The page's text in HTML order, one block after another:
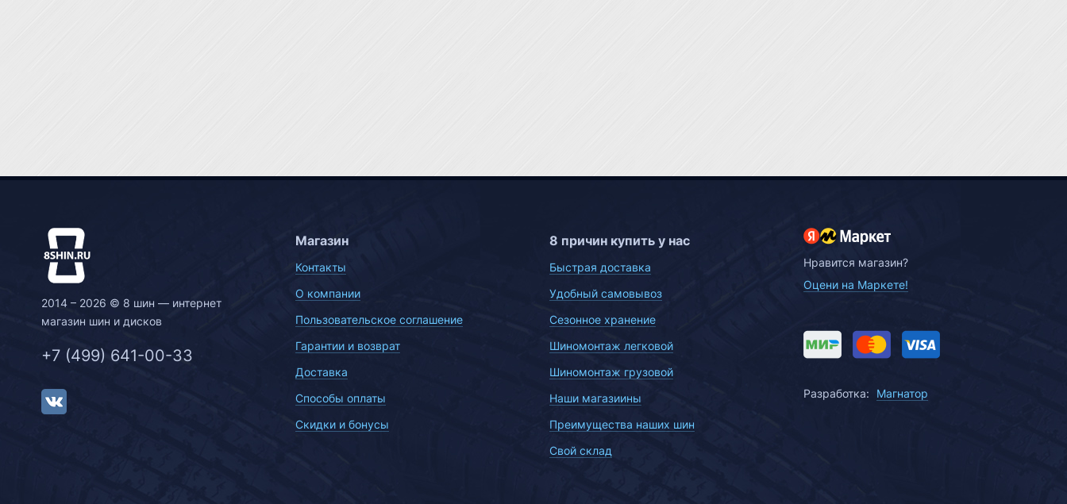
2014 – 2026 © 8 шин — интернет
магазин шин и дисков
+7 (499) 641-00-33
Магазин
Контакты
О компании
Пользовательское соглашение
Гарантии и возврат
Доставка
Способы оплаты
Скидки и бонусы
8 причин купить у нас
Быстрая доставка
Удобный самовывоз
Сезонное хранение
Шиномонтаж легковой
Шиномонтаж грузовой
Наши магазиины
Преимущества наших шин
Свой склад
Нравится магазин?
Оцени на Маркете!
Разработка: Магнатор